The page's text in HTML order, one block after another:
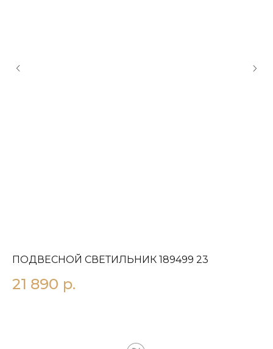
ПОДВЕСНОЙ СВЕТИЛЬНИК 189499 23
21 890 р.